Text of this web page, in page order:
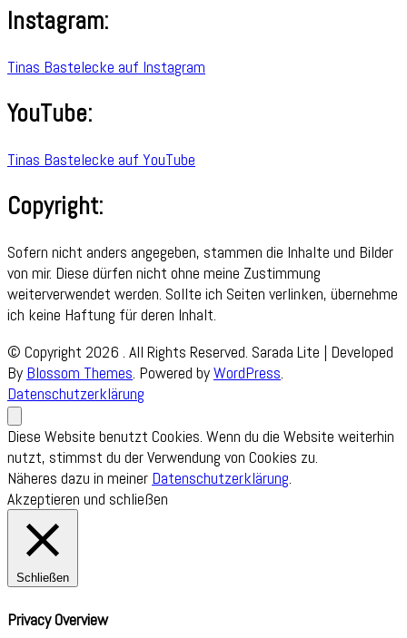
Instagram:
Tinas Bastelecke auf Instagram
YouTube:
Tinas Bastelecke auf YouTube
Copyright:
Sofern nicht anders angegeben, stammen die Inhalte und Bilder
von mir. Diese dürfen nicht ohne meine Zustimmung
weiterverwendet werden. Sollte ich Seiten verlinken, übernehme
ich keine Haftung für deren Inhalt.
© Copyright 2026 . All Rights Reserved. Sarada Lite | Developed
By Blossom Themes. Powered byWordPress.
Datenschutzerklärung
Diese Website benutzt Cookies. Wenn du die Website weiterhin
nutzt, stimmst du der Verwendung von Cookies zu.
Näheres dazu in meiner Datenschutzerklärung.
Akzeptieren und schließen
Schließen
Privacy Overview